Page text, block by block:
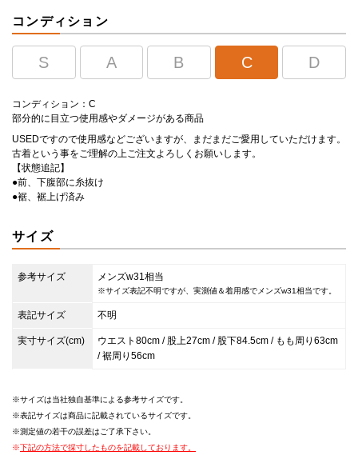
コンディション
S A B C D
コンディション：C
部分的に目立つ使用感やダメージがある商品
USEDですので使用感などございますが、まだまだご愛用していただけます。
古着という事をご理解の上ご注文よろしくお願いします。
【状態追記】
●前、下腹部に糸抜け
●裾、裾上げ済み
サイズ
参考サイズ メンズw31相当
※サイズ表記不明ですが、実測値＆着用感でメンズw31相当です。
表記サイズ 不明
実寸サイズ(cm)
ウエスト80cm / 股上27cm / 股下84.5cm / もも周り63cm
/ 裾周り56cm
サイズは当社独自基準による参考サイズです。
表記サイズは商品に記載されているサイズです。
測定値の若干の誤差はご了承下さい。
下記の方法で採寸したものを記載しております。